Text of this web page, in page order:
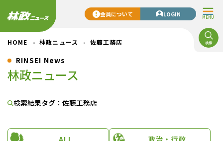
MENU
会員について LOGIN
HOME 林政ニュース 佐藤工務店
RINSEI News
林政ニュース
検索結果タグ：佐藤工務店
ALL 政治・行政